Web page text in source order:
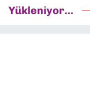
Yükleniyor...